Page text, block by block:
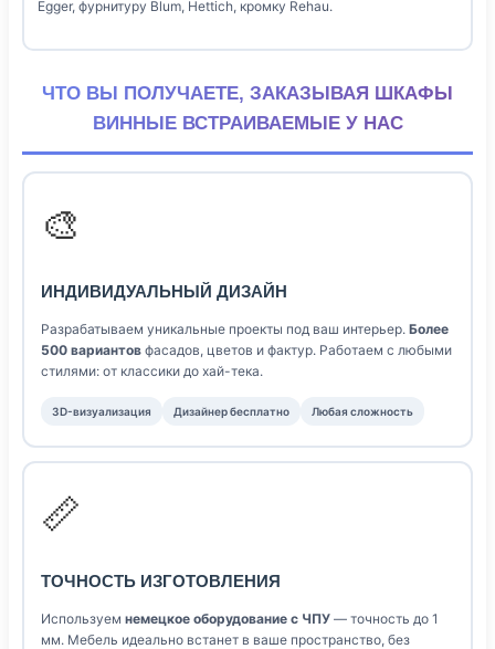
Egger, фурнитуру Blum, Hettich, кромку Rehau.
ЧТО ВЫ ПОЛУЧАЕТЕ, ЗАКАЗЫВАЯ ШКАФЫ
ВИННЫЕ ВСТРАИВАЕМЫЕ У НАС
🎨
ИНДИВИДУАЛЬНЫЙ ДИЗАЙН
Разрабатываем уникальные проекты под ваш интерьер. Более
500 вариантов фасадов, цветов и фактур. Работаем с любыми
стилями: от классики до хай-тека.
3D-визуализация Дизайнер бесплатно Любая сложность
📏
ТОЧНОСТЬ ИЗГОТОВЛЕНИЯ
Используем немецкое оборудование с ЧПУ — точность до 1
мм. Мебель идеально встанет в ваше пространство, без